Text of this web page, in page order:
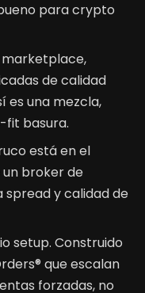
para crypto
de calidad
es una mezcla,
fit basura.
está en el
broker de
spread y calidad de
setup. Construido
que escalan
forzadas, no